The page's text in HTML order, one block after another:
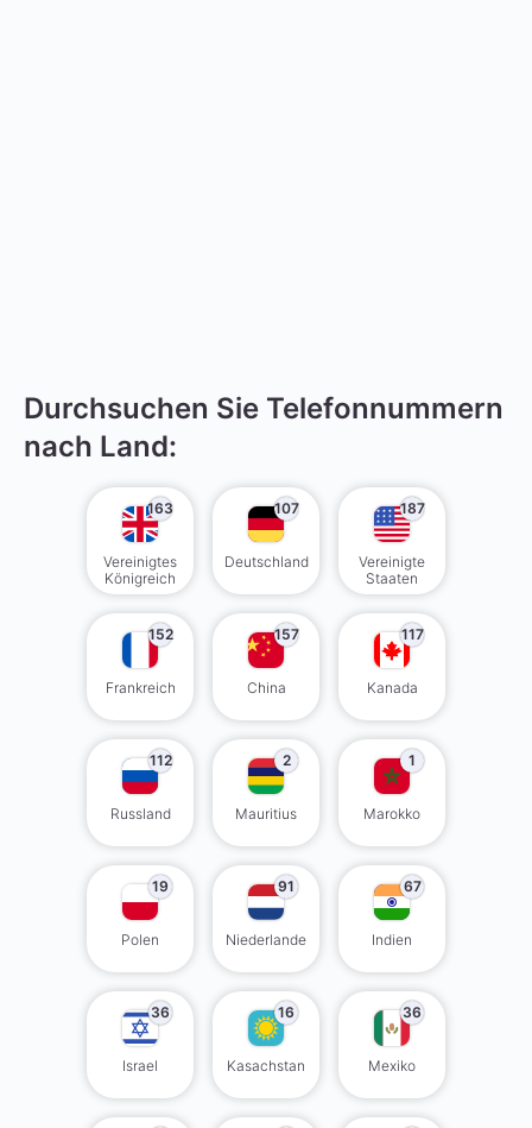
Durchsuchen Sie Telefonnummern
nach Land:
163
Vereinigtes
Königreich
107
Deutschland
187
Vereinigte
Staaten
152
Frankreich
157
China
117
Kanada
112
Russland
2
Mauritius
1
Marokko
19
Polen
91
Niederlande
67
Indien
36
Israel
16
Kasachstan
36
Mexiko